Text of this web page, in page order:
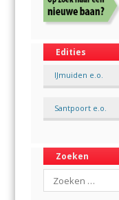
Edities
IJmuiden e.o.
Santpoort e.o.
Zoeken
Search